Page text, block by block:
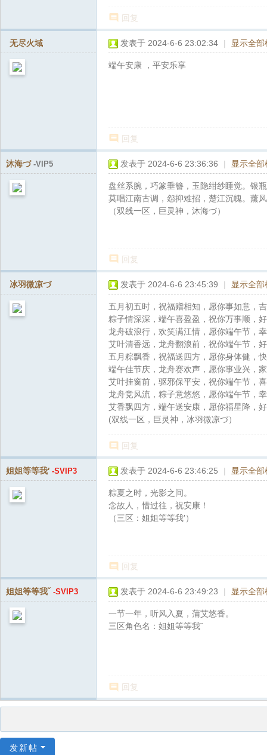
回复
无尽火域 发表于 2024-6-6 23:02:34 | 显示全部
端午安康 ，平安乐享
回复
沐海づ -VIP5 发表于 2024-6-6 23:36:36 | 显示全部
盘丝系腕，巧篆垂簪，玉隐绀纱睡觉。银
莫唱江南古调，怨抑难招，楚江沉魄。薰
（双线一区，巨灵神，沐海づ）
回复
冰羽微凉づ 发表于 2024-6-6 23:45:39 | 显示全部
五月初五时，祝福赠相知，愿你事如意，
粽子情深深，端午喜盈盈，祝你万事顺，
龙舟破浪行，欢笑满江情，愿你端午节，
艾叶清香远，龙舟翻浪前，祝你端午节，
五月粽飘香，祝福送四方，愿你身体健，
端午佳节庆，龙舟赛欢声，愿你事业兴，
艾叶挂窗前，驱邪保平安，祝你端午节，
龙舟竞风流，粽子意悠悠，愿你端午节，
艾香飘四方，端午送安康，愿你福星降，
(双线一区，巨灵神，冰羽微凉づ）
回复
姐姐等等我′ -SVIP3 发表于 2024-6-6 23:46:25 | 显示全部
粽夏之时，光影之间。
念故人，惜过往，祝安康！
（三区：姐姐等等我′）
回复
姐姐等等我ˇ -SVIP3 发表于 2024-6-6 23:49:23 | 显示全部
一节一年，听风入夏，蒲艾悠香。
三区角色名：姐姐等等我ˇ
回复
发新帖